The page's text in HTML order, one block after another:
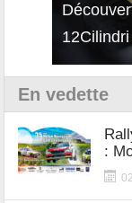
En vedette
: